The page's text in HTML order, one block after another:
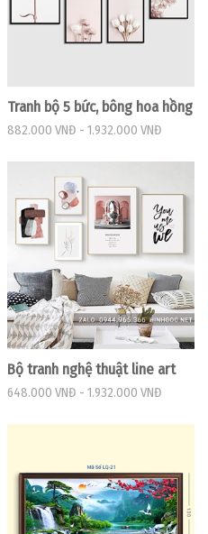
Tranh bộ 5 bức, bông hoa hồng
882.000 VNĐ - 1.932.000 VNĐ
Bộ tranh nghệ thuật line art
648.000 VNĐ - 1.932.000 VNĐ